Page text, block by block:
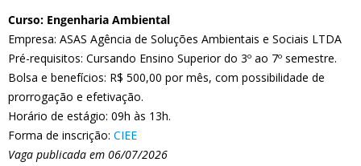
Curso: Engenharia Ambiental
Empresa: ASAS Agência de Soluções Ambientais e Sociais LTDA
Pré-requisitos: Cursando Ensino Superior do 3º ao 7º semestre.
Bolsa e benefícios: R$ 500,00 por mês, com possibilidade de
prorrogação e efetivação.
Horário de estágio: 09h às 13h.
Forma de inscrição: CIEE
Vaga publicada em 06/07/2026